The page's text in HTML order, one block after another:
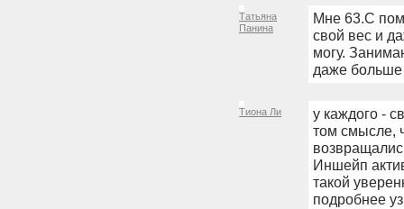
Татьяна
Панина
Мне 63.С
свой вес и
могу.
даже
Тиона Ли
у каждого -
том смысле,
Иншейп
такой
подробнее